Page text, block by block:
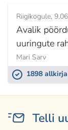
Riigikogule
Avalik
uuringute
Mari Sarv
1898 allkirja
Telli